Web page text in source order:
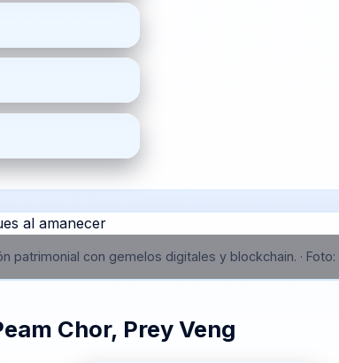
patrimonial con gemelos digitales y blockchain. · Foto:
Chor, Prey Veng